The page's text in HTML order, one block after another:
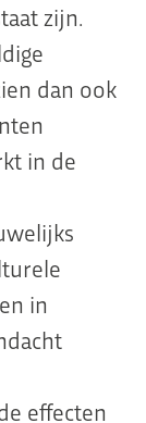
zijn.
dan ook
in de
in
effecten